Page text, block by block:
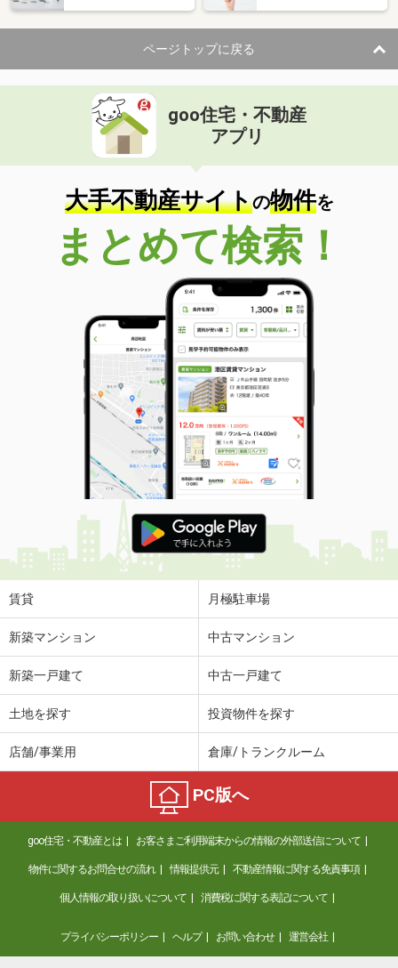
ページトップに戻る
goo住宅・不動産
アプリ
大手不動産サイトの物件を
まとめて検索！
賃貸 月極駐車場
新築マンション 中古マンション
新築一戸建て 中古一戸建て
土地を探す 投資物件を探す
店舗/事業用 倉庫/トランクルーム
PC版へ
goo住宅・不動産とは お客さまご利用端末からの情報の外部送信について
物件に関するお問合せの流れ 情報提供元 不動産情報に関する免責事項
個人情報の取り扱いについて 消費税に関する表記について
プライバシーポリシー ヘルプ お問い合わせ 運営会社